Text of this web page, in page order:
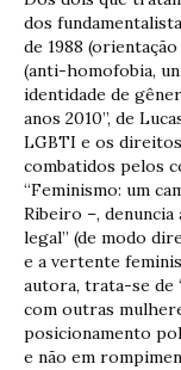
dos
de 1988
(anti-homofobia,
identidade de
anos 2010”, de
LGBTI e os
combatidos pelos
“Feminismo: um
Ribeiro –,
legal” (de modo
e a vertente
autora, trata-se de
com outras
posicionamento
e não em